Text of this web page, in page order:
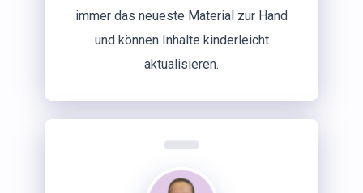
immer das neueste Material zur Hand
und können Inhalte kinderleicht
aktualisieren.